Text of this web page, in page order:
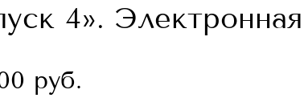
4».
руб.